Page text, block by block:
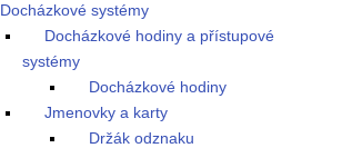
Docházkové systémy
Docházkové hodiny a přístupové
systémy
Docházkové hodiny
Jmenovky a karty
Držák odznaku